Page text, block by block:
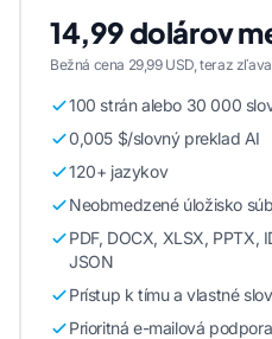
14,99 dolárov
Bežná cena 29,99 USD, teraz
100 strán alebo 30 000
0,005 $/slovný preklad AI
120+ jazykov
Neobmedzené úložisko
PDF, DOCX, XLSX, PPTX,
JSON
Prístup k tímu a vlastné
Prioritná e-mailová podpora